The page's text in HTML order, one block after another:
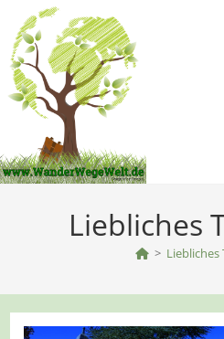
Inhalt
springen
Liebliches
>